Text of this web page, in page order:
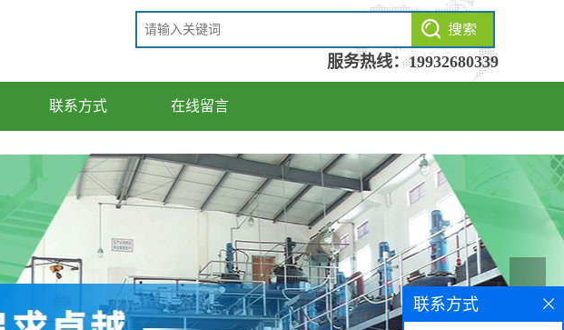
服务热线：19932680339
联系方式 在线留言
联系方式